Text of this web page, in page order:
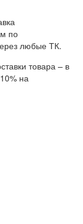
по
любые ТК.
товара – в
на